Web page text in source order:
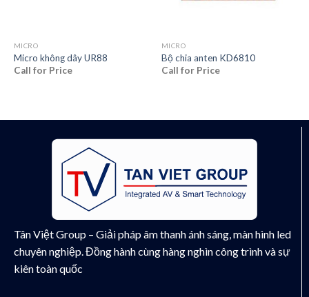
MICRO
Micro không dây UR88
Call for Price
MICRO
Bộ chia anten KD6810
Call for Price
Tân Việt Group – Giải pháp âm thanh ánh sáng, màn hình led
chuyên nghiệp. Đồng hành cùng hàng nghìn công trình và sự
kiên toàn quốc